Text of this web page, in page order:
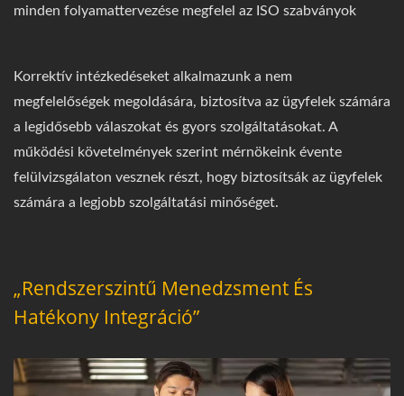
minden folyamattervezése megfelel az ISO szabványok
Korrektív intézkedéseket alkalmazunk a nem
megfelelőségek megoldására, biztosítva az ügyfelek számára
a legidősebb válaszokat és gyors szolgáltatásokat. A
működési követelmények szerint mérnökeink évente
felülvizsgálaton vesznek részt, hogy biztosítsák az ügyfelek
számára a legjobb szolgáltatási minőséget.
„Rendszerszintű Menedzsment És
Hatékony Integráció”